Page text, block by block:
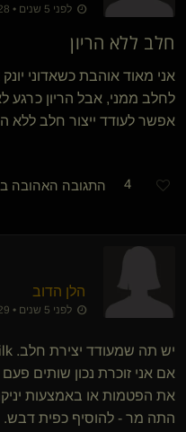
לפני 5 שנים • 28 באוק׳ 2021
חלב ללא הריון
אני מאוד אוהבת כשאדוני
לחלב ממני, אבל הריון כרגע
אפשר לעודד ייצור חלב ללא
4 התגובה האהובה
הלן הדוב
לפני 5 שנים • 29 באוק׳ 2021
יש תה שמעודד יצירת חלב. Mothers milk.
אם אני זוכרת נכון שותים
את הפטמות או באמצעות
התה מר - להוסיף כפית דבש.